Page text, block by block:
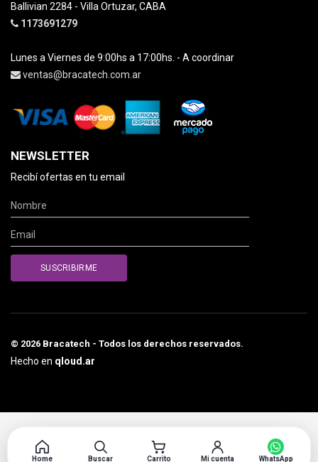
Ballivian 2284 - Villa Ortuzar, CABA
1173691279
Lunes a Viernes de 9:00hs a 17:00hs. - A coordinar
ventas@bracatech.com.ar
NEWSLETTER
Recibí ofertas en tu email
© 2026 Bracatech - Todos los derechos reservados.
Hecho en qloud.ar
Home Buscar Carrito Mi cuenta